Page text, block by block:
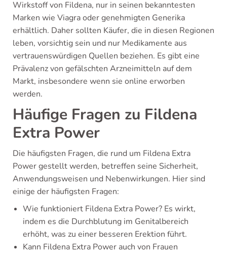
Wirkstoff von Fildena, nur in seinen bekanntesten
Marken wie Viagra oder genehmigten Generika
erhältlich. Daher sollten Käufer, die in diesen Regionen
leben, vorsichtig sein und nur Medikamente aus
vertrauenswürdigen Quellen beziehen. Es gibt eine
Prävalenz von gefälschten Arzneimitteln auf dem
Markt, insbesondere wenn sie online erworben
werden.
Häufige Fragen zu Fildena
Extra Power
Die häufigsten Fragen, die rund um Fildena Extra
Power gestellt werden, betreffen seine Sicherheit,
Anwendungsweisen und Nebenwirkungen. Hier sind
einige der häufigsten Fragen:
Wie funktioniert Fildena Extra Power? Es wirkt,
indem es die Durchblutung im Genitalbereich
erhöht, was zu einer besseren Erektion führt.
Kann Fildena Extra Power auch von Frauen